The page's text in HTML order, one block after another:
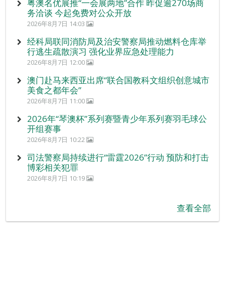
粤澳名优展推“一会展两地”合作 昨促逾270场商
务洽谈 今起免费对公众开放
2026年8月7日 14:03
经科局联同消防局及治安警察局推动燃料仓库举
行逃生疏散演习 强化业界应急处理能力
2026年8月7日 12:00
澳门赴马来西亚出席“联合国教科文组织创意城市
美食之都年会”
2026年8月7日 11:00
2026年“琴澳杯”系列赛暨青少年系列赛羽毛球公
开组赛事
2026年8月7日 10:22
司法警察局持续进行“雷霆2026”行动 预防和打击
博彩相关犯罪
2026年8月7日 10:19
查看全部